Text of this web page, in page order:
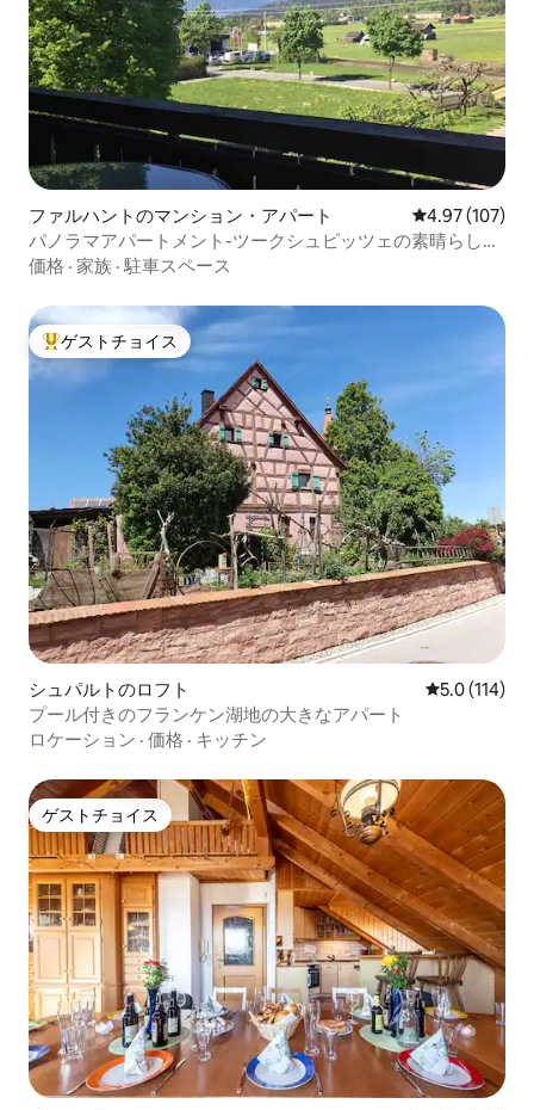
ファルハントのマンション・アパート レビュー107
4.97 (107)
パノラマアパートメント-ツークシュピッツェの素晴らしい
景色
価格 · 家族 ·駐車スペース
大好評のゲストチョイスです。
ゲストチョイス
シュパルトのロフト レビュー114
5.0 (114)
プール付きのフランケン湖地の大きなアパート
ロケーション · 価格 · キッチン
ゲストチョイス
ゲストチョイス